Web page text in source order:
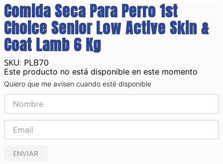
Comida Seca Para Perro 1st
Choice Senior Low Active Skin &
Coat Lamb 6 Kg
: PLB70
Este producto no está disponible en este momento
Quiero que me avisen cuando esté disponible
ENVIAR